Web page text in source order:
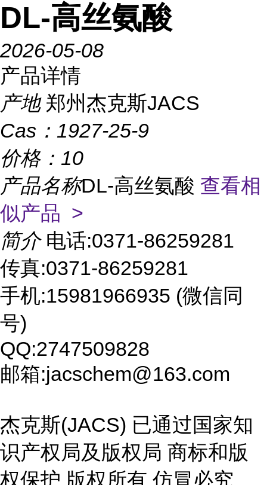
DL-高丝氨酸
2026-05-08
产品详情
产地 郑州杰克斯JACS
Cas： 1927-25-9
价格： 10
产品名称DL-高丝氨酸 查看相
似产品 >
简介 电话:0371-86259281
传真:0371-86259281
手机:15981966935 (微信同
号)
QQ:2747509828
邮箱:jacschem@163.com
杰克斯(JACS) 已通过国家知
识产权局及版权局 商标和版
权保护 版权所有 仿冒必究